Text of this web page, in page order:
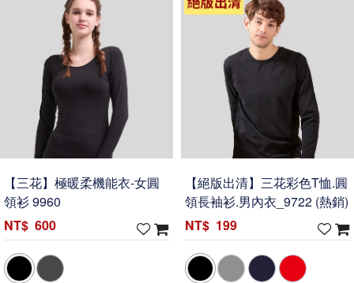
【三花】極暖柔機能衣-女圓
領衫 9960
600
【絕版出清】三花彩色T恤.圓
領長袖衫.男內衣_9722 (熱銷)
199